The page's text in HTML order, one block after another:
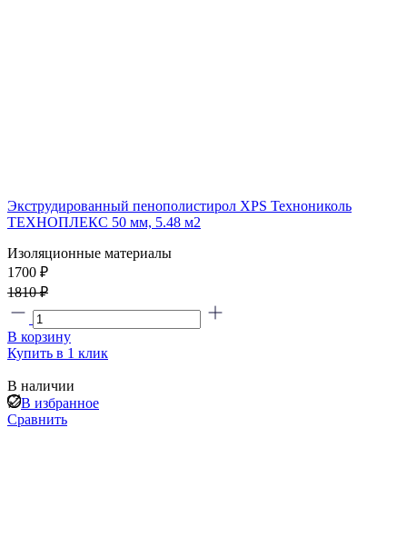
Экструдированный пенополистирол XPS Технониколь
ТЕХНОПЛЕКС 50 мм, 5.48 м2
Изоляционные материалы
1700 ₽
1810 ₽
В корзину
Купить в 1 клик
В наличии
В избранное
Сравнить